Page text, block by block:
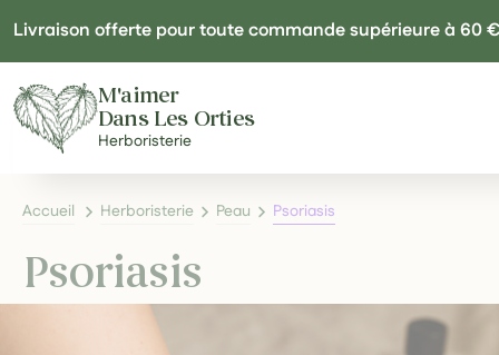
Livraison offerte pour toute commande supérieure à 60 €
M'aimer
Dans Les Orties
Herboristerie
Accueil Herboristerie Peau Psoriasis
Psoriasis